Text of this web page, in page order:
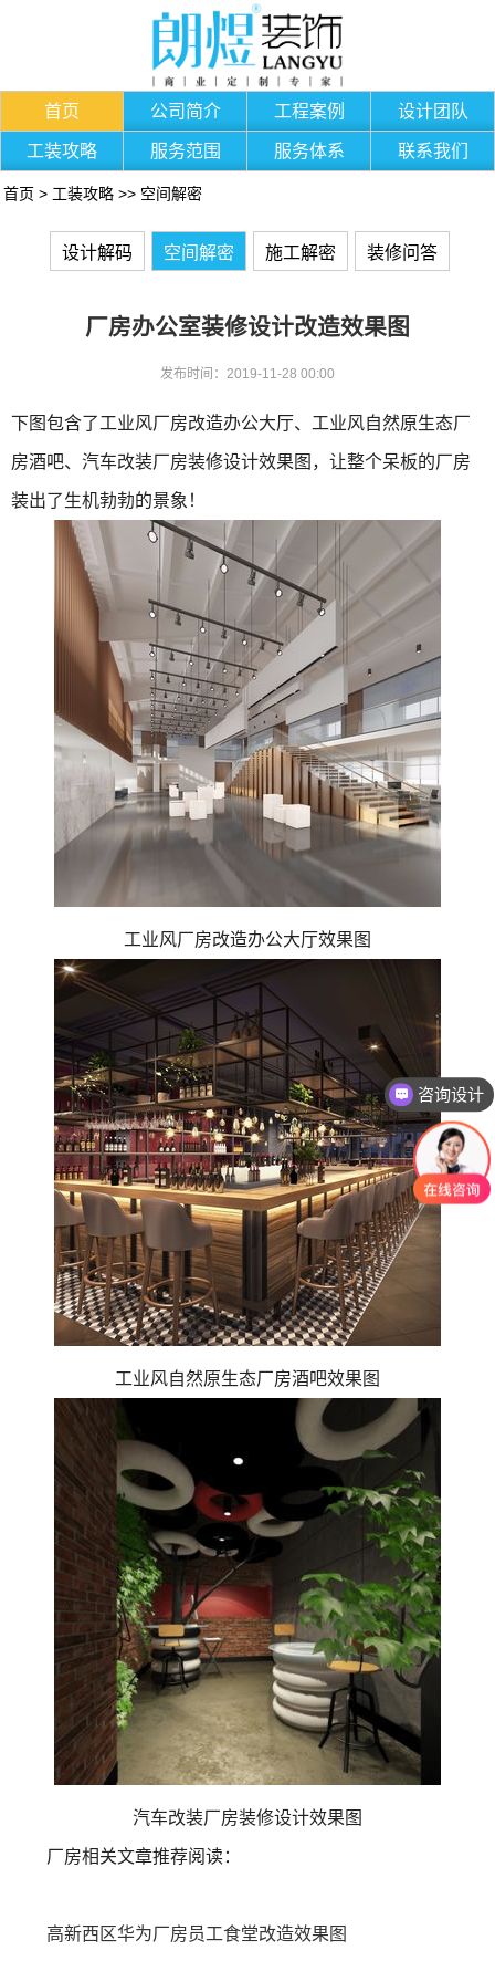
首页 公司简介 工程案例 设计团队
工装攻略 服务范围 服务体系 联系我们
首页 > 工装攻略 >> 空间解密
设计解码 空间解密 施工解密 装修问答
厂房办公室装修设计改造效果图
发布时间：2019-11-28 00:00
下图包含了工业风厂房改造办公大厅、 工业风自然原生态厂
房酒吧、 汽车改装厂房装修设计效果图，让整个呆板的厂房
装出了生机勃勃的景象！
工业风厂房改造办公大厅效果图
工业风自然原生态厂房酒吧效果图
汽车改装厂房装修设计效果图
厂房相关文章推荐阅读：
高新西区华为厂房员工食堂改造效果图
咨询设计